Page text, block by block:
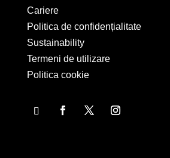
Cariere
Politica de confidențialitate
Sustainability
Termeni de utilizare
Politica cookie